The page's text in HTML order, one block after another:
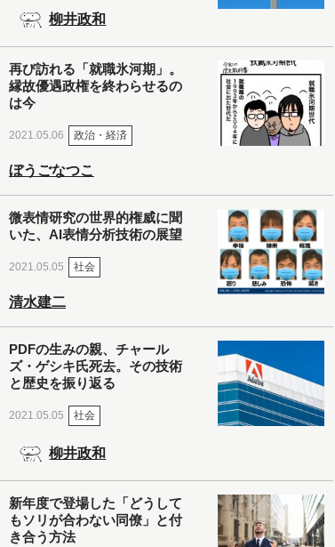
柳井政和
再び訪れる「就職氷河期」。
縁故優遇政権を終わらせるの
は今
2021.05.06 政治・経済
ぼうごなつこ
微表情研究の世界的権威に聞
いた、AI表情分析技術の展望
2021.05.05 社会
清水建二
PDFの生みの親、チャール
ズ・ゲシキ氏死去。その技術
と歴史を振り返る
2021.05.05 社会
柳井政和
新年度で登場した「どうして
もソリが合わない同僚」と付
き合う方法